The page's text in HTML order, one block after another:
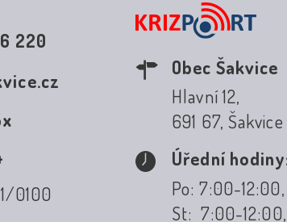
220
0100
Obec Šakvice
Hlavní 12,
691 67, Šakvice
Úřední
Po: 7:00-
St: 7:00-